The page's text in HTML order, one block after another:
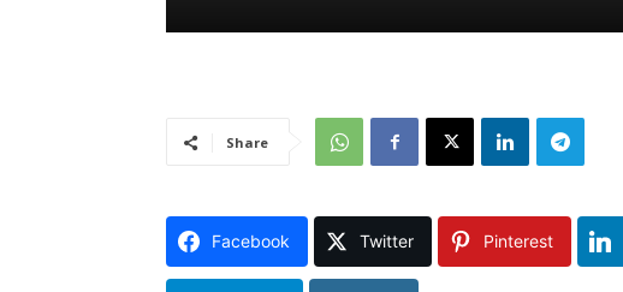
Share
Facebook Twitter Pinterest